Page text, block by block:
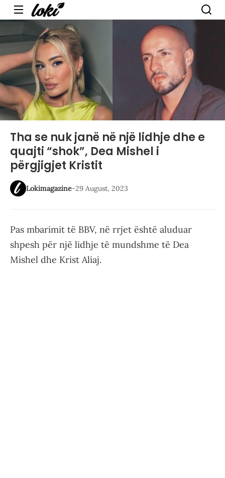
Menu
Tha se nuk janë në një lidhje dhe e
quajti “shok”, Dea Mishel i
përgjigjet Kristit
Lokimagazine-29 August, 2023
Pas mbarimit të BBV, në rrjet është aluduar
shpesh për një lidhje të mundshme të Dea
Mishel dhe Krist Aliaj.